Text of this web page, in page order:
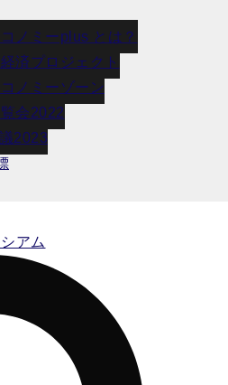
ノミーplus とは？
済プロジェクト
ノミーゾーン
会2022
2023